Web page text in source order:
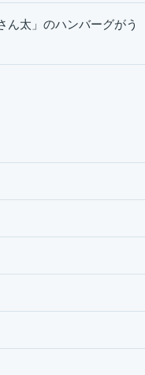
ん太」のハンバーグがう